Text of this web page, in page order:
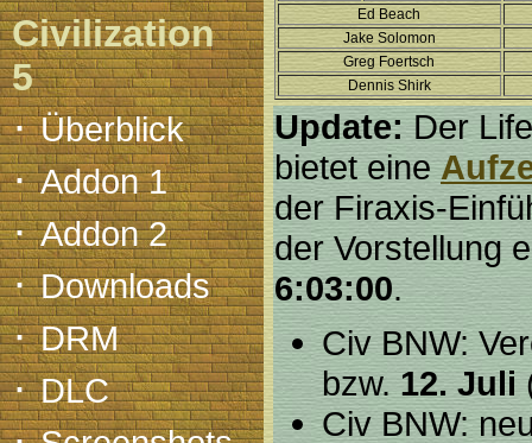
Civilization
5
·Überblick
·Addon 1
·Addon 2
·Downloads
·DRM
·DLC
Ed Beach
Jake Solomon
Greg Foertsch
Dennis Shirk
Update:Der
bietet eine
der Firaxis-
der Vorstellung
6:03:00.
Civ BNW:
bzw.12. Juli
Civ BNW: